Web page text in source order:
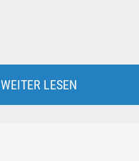
WEITER LESEN